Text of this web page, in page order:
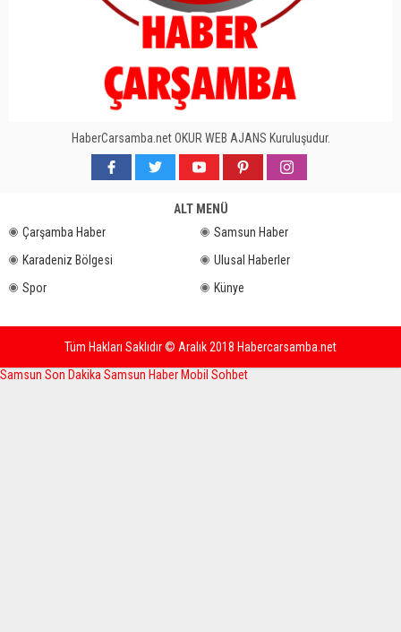
HaberCarsamba.net OKUR WEB AJANS Kuruluşudur.
ALT MENÜ
Çarşamba Haber
Samsun Haber
Karadeniz Bölgesi
Ulusal Haberler
Spor
Künye
Tüm Hakları Saklıdır © Aralık 2018 Habercarsamba.net
Samsun Son Dakika Samsun Haber Mobil Sohbet